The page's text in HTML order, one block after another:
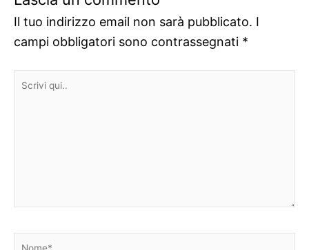
Il tuo indirizzo email non sarà pubblicato. I
campi obbligatori sono contrassegnati *
Scrivi
Nome*